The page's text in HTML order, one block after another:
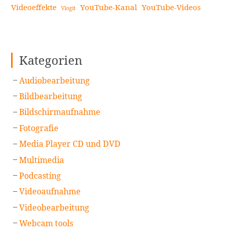
Videoeffekte Vlogit YouTube-Kanal YouTube-Videos
Kategorien
Audiobearbeitung
Bildbearbeitung
Bildschirmaufnahme
Fotografie
Media Player CD und DVD
Multimedia
Podcasting
Videoaufnahme
Videobearbeitung
Webcam tools